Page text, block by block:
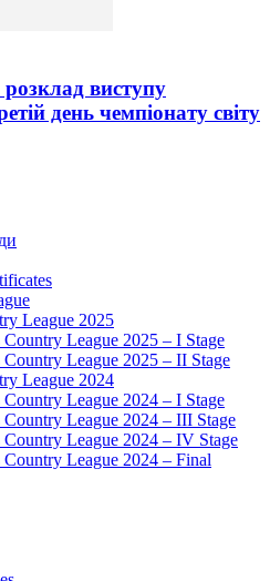
виступу
день чемпіонату світу
League 2025
Country League 2025 – I Stage
Country League 2025 – II Stage
League 2024
Country League 2024 – I Stage
Country League 2024 – III Stage
Country League 2024 – IV Stage
Country League 2024 – Final